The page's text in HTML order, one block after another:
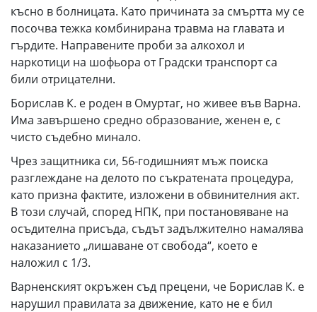
късно в болницата. Като причината за смъртта му се
посочва тежка комбинирана травма на главата и
гърдите. Направените проби за алкохол и
наркотици на шофьора от Градски транспорт са
били отрицателни.
Борислав К. е роден в Омуртаг, но живее във Варна.
Има завършено средно образование, женен е, с
чисто съдебно минало.
Чрез защитника си, 56-годишният мъж поиска
разглеждане на делото по съкратената процедура,
като призна фактите, изложени в обвинителния акт.
В този случай, според НПК, при постановяване на
осъдителна присъда, съдът задължително намалява
наказанието „лишаване от свобода“, което е
наложил с 1/3.
Варненският окръжен съд прецени, че Борислав К. е
нарушил правилата за движение, като не е бил